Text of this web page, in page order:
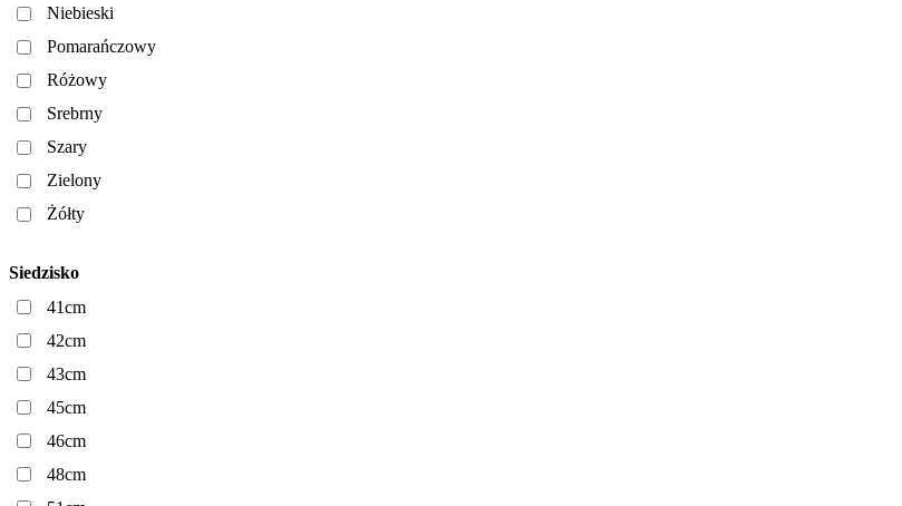
Niebieski
Pomarańczowy
Różowy
Srebrny
Szary
Zielony
Żółty
Siedzisko
41cm
42cm
43cm
45cm
46cm
48cm